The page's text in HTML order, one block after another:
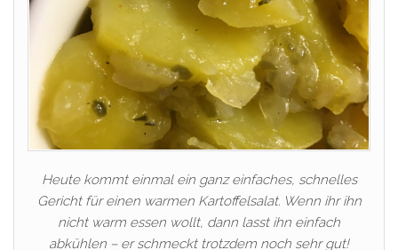
Heute kommt einmal ein ganz einfaches, schnelles
Gericht für einen warmen Kartoffelsalat. Wenn ihr ihn
nicht warm essen wollt, dann lasst ihn einfach
abkühlen – er schmeckt trotzdem noch sehr gut!